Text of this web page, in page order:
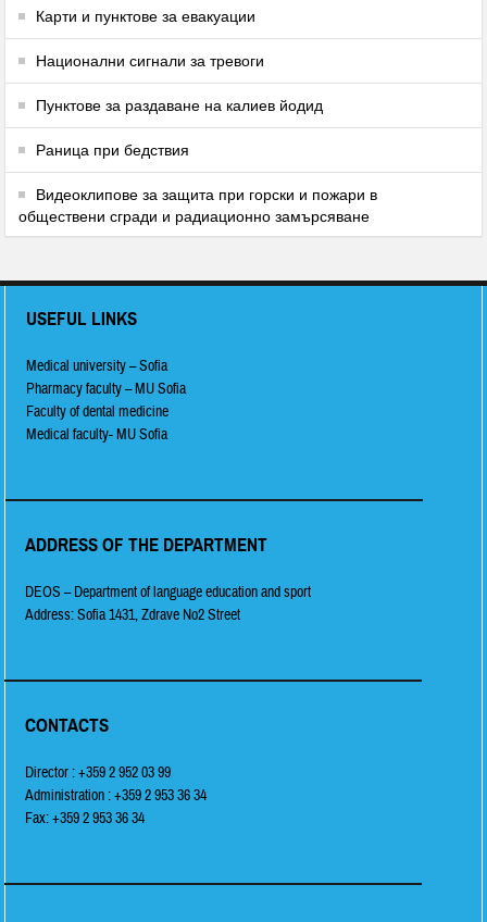
Карти и пунктове за евакуации
Национални сигнали за тревоги
Пунктове за раздаване на калиев йодид
Раница при бедствия
Видеоклипове за защита при горски и пожари в
обществени сгради и радиационно замърсяване
USEFUL LINKS
Medical university – Sofia
Pharmacy faculty – MU Sofia
Faculty of dental medicine
Medical faculty- MU Sofia
ADDRESS OF THE DEPARTMENT
DEOS – Department of language education and sport
Address: Sofia 1431, Zdrave No2 Street
CONTACTS
Director : +359 2 952 03 99
Administration : +359 2 953 36 34
Fax: +359 2 953 36 34